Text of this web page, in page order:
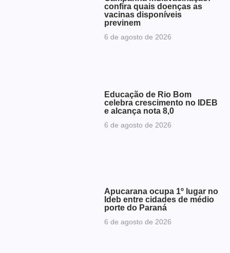
confira quais doenças as
vacinas disponíveis
previnem
6 de agosto de 2026
Educação de Rio Bom
celebra crescimento no IDEB
e alcança nota 8,0
6 de agosto de 2026
Apucarana ocupa 1º lugar no
Ideb entre cidades de médio
porte do Paraná
6 de agosto de 2026